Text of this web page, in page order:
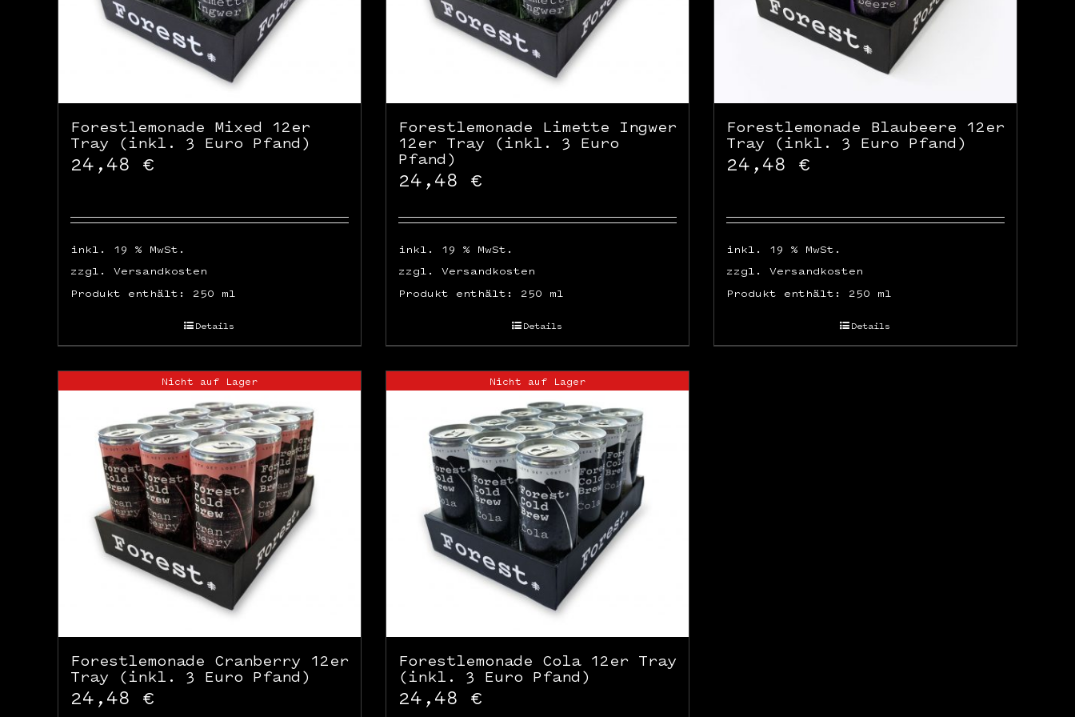
Forestlemonade Mixed 12er
Tray (inkl. 3 Euro Pfand)
24,48 €
inkl. 19 % MwSt.
zzgl. Versandkosten
Produkt enthält: 250 ml
Details
Forestlemonade Limette Ingwer
12er Tray (inkl. 3 Euro
Pfand)
24,48 €
inkl. 19 % MwSt.
zzgl. Versandkosten
Produkt enthält: 250 ml
Details
Forestlemonade Blaubeere 12er
Tray (inkl. 3 Euro Pfand)
24,48 €
inkl. 19 % MwSt.
zzgl. Versandkosten
Produkt enthält: 250 ml
Details
Nicht auf Lager
Forestlemonade Cranberry 12er
Tray (inkl. 3 Euro Pfand)
24,48 €
Nicht auf Lager
Forestlemonade Cola 12er Tray
(inkl. 3 Euro Pfand)
24,48 €